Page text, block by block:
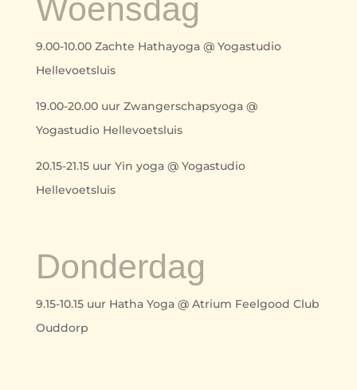
Woensdag
9.00-10.00 Zachte Hathayoga @ Yogastudio
Hellevoetsluis
19.00-20.00 uur Zwangerschapsyoga @
Yogastudio Hellevoetsluis
20.15-21.15 uur Yin yoga @ Yogastudio
Hellevoetsluis
Donderdag
9.15-10.15 uur Hatha Yoga @ Atrium Feelgood Club
Ouddorp